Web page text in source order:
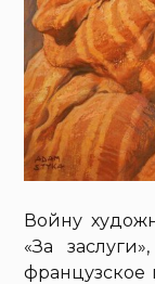
Войну
«За
французское